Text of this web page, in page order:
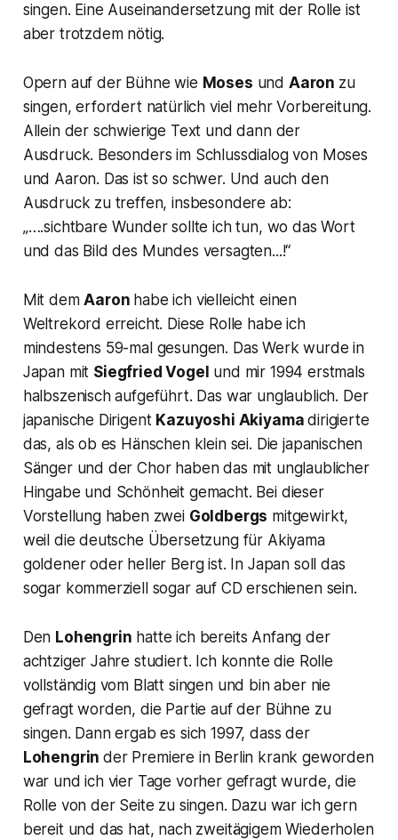
singen. Eine Auseinandersetzung mit der Rolle ist
aber trotzdem nötig.
Opern auf der Bühne wie Moses und Aaron zu
singen, erfordert natürlich viel mehr Vorbereitung.
Allein der schwierige Text und dann der
Ausdruck. Besonders im Schlussdialog von Moses
und Aaron. Das ist so schwer. Und auch den
Ausdruck zu treffen, insbesondere ab:
„….sichtbare Wunder sollte ich tun, wo das Wort
und das Bild des Mundes versagten...!“
Mit demAaron habe ich vielleicht einen
Weltrekord erreicht. Diese Rolle habe ich
mindestens 59-mal gesungen. Das Werk wurde in
Japan mit Siegfried Vogel und mir 1994 erstmals
halbszenisch aufgeführt. Das war unglaublich. Der
japanische Dirigent Kazuyoshi Akiyamadirigierte
das, als ob es Hänschen kleinsei. Die japanischen
Sänger und der Chor haben das mit unglaublicher
Hingabe und Schönheit gemacht. Bei dieser
Vorstellung haben zwei Goldbergs mitgewirkt,
weil die deutsche Übersetzung für Akiyama
goldener oder heller Berg ist. In Japan soll das
sogar kommerziell sogar auf CD erschienen sein.
Den Lohengrin hatte ich bereits Anfang der
achtziger Jahre studiert. Ich konnte die Rolle
vollständig vom Blatt singen und bin aber nie
gefragt worden, die Partie auf der Bühne zu
singen. Dann ergab es sich 1997, dass der
Lohengrin der Premiere in Berlin krank geworden
war und ich vier Tage vorher gefragt wurde, die
Rolle von der Seite zu singen. Dazu war ich gern
bereit und das hat, nach zweitägigem Wiederholen